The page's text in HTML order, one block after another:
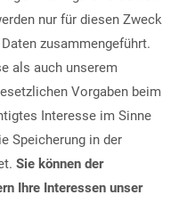
nur für diesen Zweck
zusammengeführt.
als auch unserem
Vorgaben beim
Interesse im Sinne
Speicherung in der
Sie können der
Ihre Interessen unser